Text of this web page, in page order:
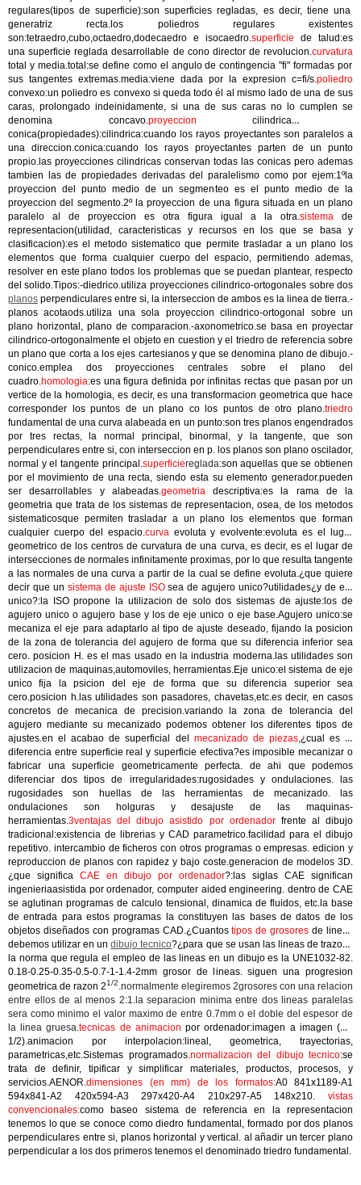
regulares(tipos de superficie):son superficies regladas, es decir, tiene una
generatriz recta.los poliedros regulares existentes
son:tetraedro,cubo,octaedro,dodecaedro e isocaedro.superficie de talud:es
una superficie reglada desarrollable de cono director de revolucion.curvatura
total y media.total:se define como el angulo de contingencia "fi" formadas por
sus tangentes extremas.media:viene dada por la expresion c=fi/s.poliedro
convexo:un poliedro es convexo si queda todo él al mismo lado de una de sus
caras, prolongado indeinidamente, si una de sus caras no lo cumplen se
denomina concavo.proyeccion cilindrica y
conica(propiedades):cilindrica:cuando los rayos proyectantes son paralelos a
una direccion.conica:cuando los rayos proyectantes parten de un punto
propio.las proyecciones cilindricas conservan todas las conicas pero ademas
tambien las de propiedades derivadas del paralelismo como por ejem:1ºla
proyeccion del punto medio de un segmenteo es el punto medio de la
proyeccion del segmento.2º la proyeccion de una figura situada en un plano
paralelo al de proyeccion es otra figura igual a la otra.sistema de
representacion(utilidad, caracteristicas y recursos en los que se basa y
clasificacion):es el metodo sistematico que permite trasladar a un plano los
elementos que forma cualquier cuerpo del espacio, permitiendo ademas,
resolver en este plano todos los problemas que se puedan plantear, respecto
del solido.Tipos:-diedrico.utiliza proyecciones cilindrico-ortogonales sobre dos
planos perpendiculares entre si, la interseccion de ambos es la linea de tierra.-
planos acotaods.utiliza una sola proyeccion cilindrico-ortogonal sobre un
plano horizontal, plano de comparacion.-axonometrico.se basa en proyectar
cilindrico-ortogonalmente el objeto en cuestion y el triedro de referencia sobre
un plano que corta a los ejes cartesianos y que se denomina plano de dibujo.-
conico.emplea dos proyecciones centrales sobre el plano del
cuadro.homologia:es una figura definida por infinitas rectas que pasan por un
vertice de la homologia, es decir, es una transformacion geometrica que hace
corresponder los puntos de un plano co los puntos de otro plano.triedro
fundamental de una curva alabeada en un punto:son tres planos engendrados
por tres rectas, la normal principal, binormal, y la tangente, que son
perpendiculares entre si, con interseccion en p. los planos son plano oscilador,
normal y el tangente principal.superficiereglada:son aquellas que se obtienen
por el movimiento de una recta, siendo esta su elemento generador.pueden
ser desarrollables y alabeadas.geometria descriptiva:es la rama de la
geometria que trata de los sistemas de representacion, osea, de los metodos
sistematicosque permiten trasladar a un plano los elementos que forman
cualquier cuerpo del espacio.curvaevoluta y evolvente:evoluta es el lugar
geometrico de los centros de curvatura de una curva, es decir, es el lugar de
intersecciones de normales infinitamente proximas, por lo que resulta tangente
a las normales de una curva a partir de la cual se define evoluta.¿que quiere
decir que un sistema de ajuste ISOsea de agujero unico?utilidades¿y de eje
unico?:la ISO propone la utilizacion de solo dos sistemas de ajuste:los de
agujero unico o agujero base y los de eje unico o eje base.Agujero unico:se
mecaniza el eje para adaptarlo al tipo de ajuste deseado, fijando la posicion
de la zona de tolerancia del agujero de forma que su diferencia inferior sea
cero. posicion H. es el mas usado en la industria moderna.las utilidades son
utilizacion de maquinas,automoviles, herramientas.Eje unico:el sistema de eje
unico fija la psicion del eje de forma que su diferencia superior sea
cero.posicion h.las utilidades son pasadores, chavetas,etc.es decir, en casos
concretos de mecanica de precision.variando la zona de tolerancia del
agujero mediante su mecanizado podemos obtener los diferentes tipos de
ajustes.en el acabao de superficial del mecanizado de piezas,¿cual es la
diferencia entre superficie real y superficie efectiva?es imposible mecanizar o
fabricar una superficie geometricamente perfecta. de ahi que podemos
diferenciar dos tipos de irregularidades:rugosidades y ondulaciones. las
rugosidades son huellas de las herramientas de mecanizado. las
ondulaciones son holguras y desajuste de las maquinas-
herramientas.3ventajas del dibujo asistido por ordenador frente al dibujo
tradicional:existencia de librerias y CAD parametrico.facilidad para el dibujo
repetitivo. intercambio de ficheros con otros programas o empresas. edicion y
reproduccion de planos con rapidez y bajo coste.generacion de modelos 3D.
¿que significa CAE en dibujo por ordenador?:las siglas CAE significan
ingenieriaasistida por ordenador, computer aided engineering. dentro de CAE
se aglutinan programas de calculo tensional, dinamica de fluidos, etc.la base
de entrada para estos programas la constituyen las bases de datos de los
objetos diseñados con programas CAD.¿Cuantostipos de grosoresde lineas
debemos utilizar en undibujo tecnico?¿para que se usan las lineas de trazos?
la norma que regula el empleo de las lineas en un dibujo es la UNE1032-82.
0.18-0.25-0.35-0.5-0.7-1-1.4-2mm grosor de lineas. siguen una progresion
geometrica de razon 21/2.normalmente elegiremos 2grosores con una relacion
entre ellos de al menos 2:1.la separacion minima entre dos lineas paralelas
sera como minimo el valor maximo de entre 0.7mm o el doble del espesor de
la linea gruesa.tecnicas de animacionpor ordenador:imagen a imagen (2D
1/2).animacion por interpolacion:lineal, geometrica, trayectorias,
parametricas,etc.Sistemas programados.normalizacion del dibujo tecnico:se
trata de definir, tipificar y simplificar materiales, productos, procesos, y
servicios.AENOR.dimensiones (en mm) de los formatos:A0 841x1189-A1
594x841-A2 420x594-A3 297x420-A4 210x297-A5 148x210. vistas
convencionales:como baseo sistema de referencia en la representacion
tenemos lo que se conoce como diedro fundamental, formado por dos planos
perpendiculares entre si, planos horizontal y vertical. al añadir un tercer plano
perpendicular a los dos primeros tenemos el denominado triedro fundamental.